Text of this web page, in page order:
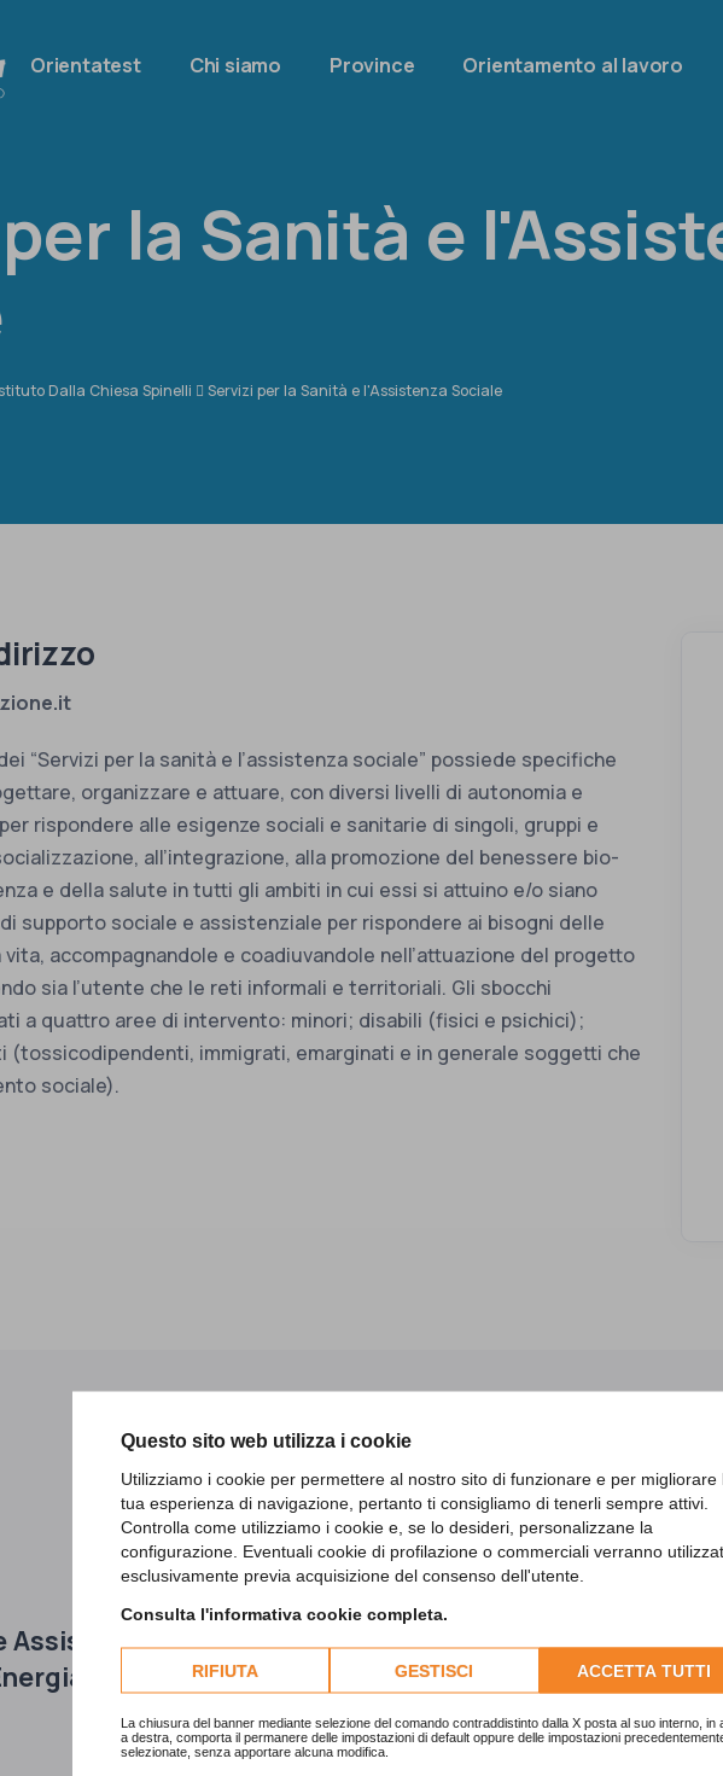
Questo sito web utilizza i cookie
Utilizziamo i cookie per permettere al nostro sito di funzionare e per migliorare
tua esperienza di navigazione, pertanto ti consigliamo di tenerli sempre attivi.
Controlla come utilizziamo i cookie e, se lo desideri, personalizzane la
configurazione. Eventuali cookie di profilazione o commerciali verranno
esclusivamente previa acquisizione del consenso dell'utente.
Consulta l'informativa cookie completa.
RIFIUTA GESTISCI ACCETTA TUTTI
La chiusura del banner mediante selezione del comando contraddistinto dalla X posta al suo interno, in
a destra, comporta il permanere delle impostazioni di default oppure delle impostazioni
selezionate, senza apportare alcuna modifica.
Orientatest Chi siamo Province Orientamento al lavoro
la Sanità e
Dalla Chiesa Spinelli Servizi per la Sanità e l'Assistenza Sociale
“Servizi per la sanità e l’assistenza sociale” possiede specifiche
organizzare e attuare, con diversi livelli di autonomia e
rispondere alle esigenze sociali e sanitarie di singoli, gruppi e
all’integrazione, alla promozione del benessere bio-
e della salute in tutti gli ambiti in cui essi si attuino e/o siano
supporto sociale e assistenziale per rispondere ai bisogni delle
accompagnandole e coadiuvandole nell’attuazione del progetto
sia l’utente che le reti informali e territoriali. Gli sbocchi
a quattro aree di intervento: minori; disabili (fisici e psichici);
(tossicodipendenti, immigrati, emarginati e in generale soggetti che
sociale).
Altri percorsi di studio
Assistenza
Manutenzione e Assistenza
Tecnica- Autoveicoli